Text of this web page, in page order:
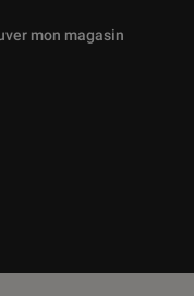
être proposées
mon magasin